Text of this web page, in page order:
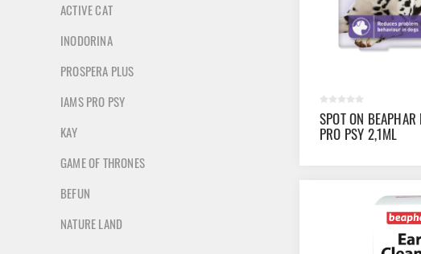
SPOT ON BEAPHAR
PRO PSY 2,1ML
ACTIVE CAT
INODORINA
PROSPERA PLUS
IAMS PRO PSY
KAY
GAME OF THRONES
BEFUN
NATURE LAND